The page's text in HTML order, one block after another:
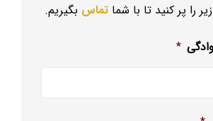
زیر را پر کنید تا با شماتماس بگیریم.
*